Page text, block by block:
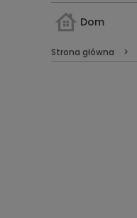
Dom
Strona główna